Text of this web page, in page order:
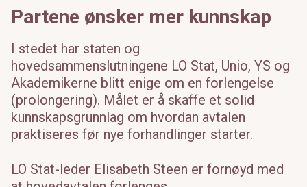
Partene ønsker mer kunnskap
I stedet har staten og
hovedsammenslutningene LO Stat, Unio, YS og
Akademikerne blitt enige om en forlengelse
(prolongering). Målet er å skaffe et solid
kunnskapsgrunnlag om hvordan avtalen
praktiseres før nye forhandlinger starter.
LO Stat-leder Elisabeth Steen er fornøyd med